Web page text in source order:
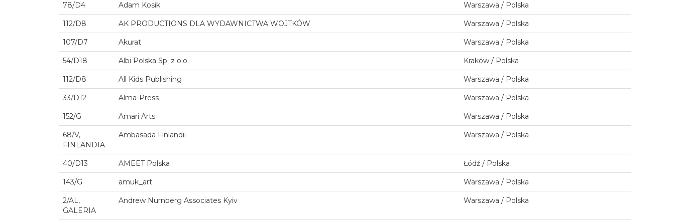
78/D4 Adam Kosik Warszawa / Polska
112/D8 AK PRODUCTIONS DLA WYDAWNICTWA WOJTKÓW Warszawa / Polska
107/D7 Akurat Warszawa / Polska
54/D18 Albi Polska Sp. z o.o. Kraków / Polska
112/D8 All Kids Publishing Warszawa / Polska
33/D12 Alma-Press Warszawa / Polska
152/G Amari Arts Warszawa / Polska
68/V,
FINLANDIA
Ambasada Finlandii Warszawa / Polska
40/D13 AMEET Polska Łódź / Polska
143/G amuk_art Warszawa / Polska
2/AL,
GALERIA
Andrew Nurnberg Associates Kyiv Warszawa / Polska